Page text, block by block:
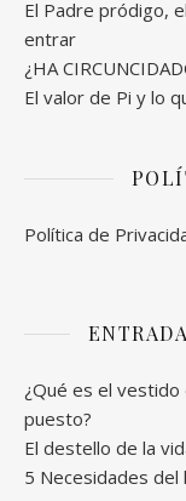
El Padre pródigo,
entrar
¿HA
El valor de Pi y lo
Política de
¿Qué es el
puesto?
El destello de la
5 Necesidades del